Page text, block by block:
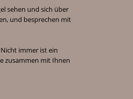
sehen und sich über
und besprechen mit
immer ist ein
zusammen mit Ihnen